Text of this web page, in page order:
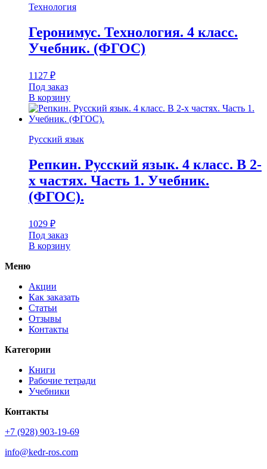
Технология
Геронимус. Технология. 4 класс.
Учебник. (ФГОС)
1127 ₽
Под заказ
В корзину
Русский язык
Репкин. Русский язык. 4 класс. В 2-
х частях. Часть 1. Учебник.
(ФГОС).
1029 ₽
Под заказ
В корзину
Меню
Акции
Как заказать
Статьи
Отзывы
Контакты
Категории
Книги
Рабочие тетради
Учебники
Контакты
+7 (928) 903-19-69
info@kedr-ros.com